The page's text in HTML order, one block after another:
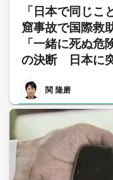
「日本で同じこ
窟事故で国際救
「一緒に死ぬ危
の決断 日本に
関 隆磨